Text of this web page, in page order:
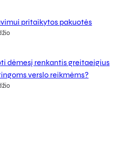
pritaikytos pakuotės
dėmesį renkantis greitaeigius
verslo reikmėms?